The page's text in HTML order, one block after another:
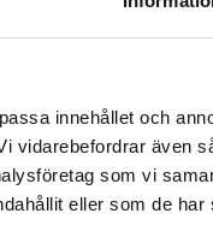
innehållet och
vidarebefordrar även
som vi
eller som de
22 § LVU (Lagen
rättigheter
vikten av barns
barn vi möter är
deltar i